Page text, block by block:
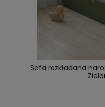
Sofa rozkładana